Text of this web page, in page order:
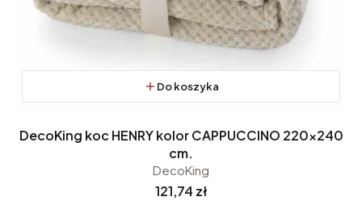
Do koszyka
DecoKing koc HENRY kolor CAPPUCCINO 220x240
cm.
DecoKing
Cena
121,74 zł